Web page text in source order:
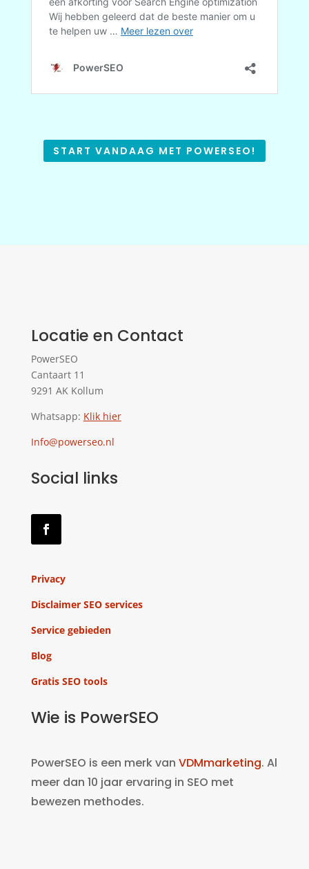
START VANDAAG MET POWERSEO!
Locatie en Contact
PowerSEO
Cantaart 11
9291 AK Kollum
Whatsapp: Klik hier
Info@powerseo.nl
Social links
Privacy
Disclaimer SEO services
Service gebieden
Blog
Gratis SEO tools
Wie is PowerSEO
PowerSEO is een merk van VDMmarketing. Al
meer dan 10 jaar ervaring in SEO met
bewezen methodes.